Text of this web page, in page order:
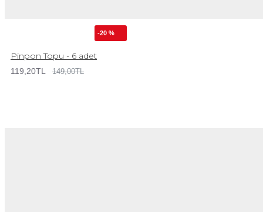
-20 %
Pinpon Topu - 6 adet
119,20TL 149,00TL